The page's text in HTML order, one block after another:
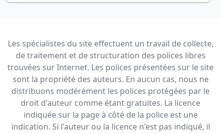
Les spécialistes du site effectuent un travail de collecte,
de traitement et de structuration des polices libres
trouvées sur Internet. Les polices présentées sur le site
sont la propriété des auteurs. En aucun cas, nous ne
distribuons modérément les polices protégées par le
droit d'auteur comme étant gratuites. La licence
indiquée sur la page à côté de la police est une
indication. Si l'auteur ou la licence n'est pas indiqué, il